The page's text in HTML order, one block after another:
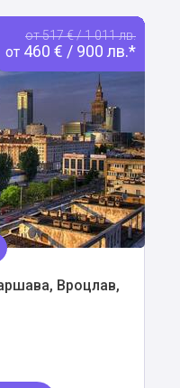
от 517 € / 1 011 лв.
от 460 € / 900 лв.*
Вроцлав,